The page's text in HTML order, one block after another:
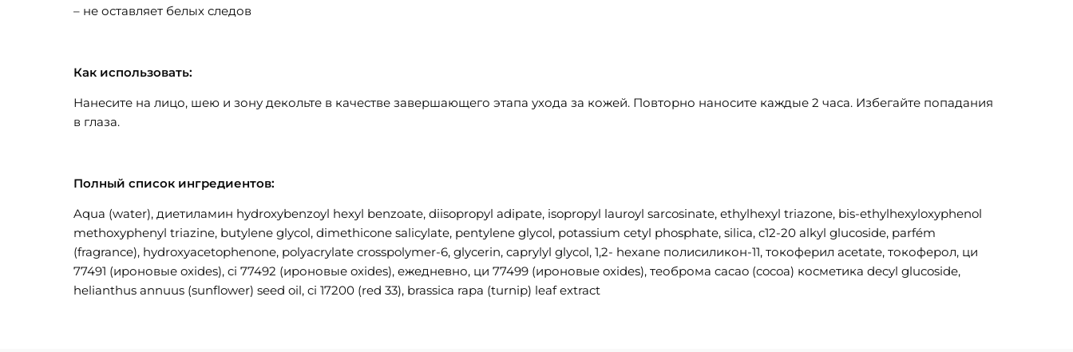
– не оставляет белых следов
Как использовать:
Нанесите на лицо, шею и зону декольте в качестве завершающего этапа ухода за кожей. Повторно наносите каждые 2 часа. Избегайте попадания
в глаза.
Полный список ингредиентов:
Aqua (water), диетиламин hydroxybenzoyl hexyl benzoate, diisopropyl adipate, isopropyl lauroyl sarcosinate, ethylhexyl triazone, bis-ethylhexyloxyphenol
methoxyphenyl triazine, butylene glycol, dimethicone salicylate, pentylene glycol, potassium cetyl phosphate, silica, c12-20 alkyl glucoside, parfém
(fragrance), hydroxyacetophenone, polyacrylate crosspolymer-6, glycerin, caprylyl glycol, 1,2- hexane полисиликон-11, токоферил acetate, токоферол, ци
77491 (ироновые oxides), ci 77492 (ироновые oxides), ежедневно, ци 77499 (ироновые oxides), теоброма cacao (cocoa) косметика decyl glucoside,
helianthus annuus (sunflower) seed oil, ci 17200 (red 33), brassica rapa (turnip) leaf extract